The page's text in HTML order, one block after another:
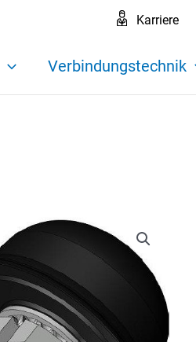
Karriere
Verbindungstechnik